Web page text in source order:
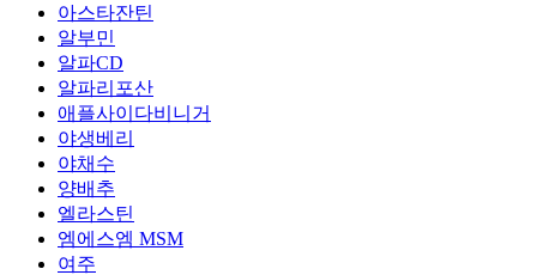
아스타잔틴
알부민
알파CD
알파리포산
애플사이다비니거
야생베리
야채수
양배추
엘라스틴
엠에스엠 MSM
여주